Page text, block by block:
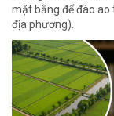
mặt bằng để đào ao
địa phương).